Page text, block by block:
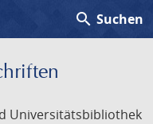
search Suchen
Universitätsbibliothek